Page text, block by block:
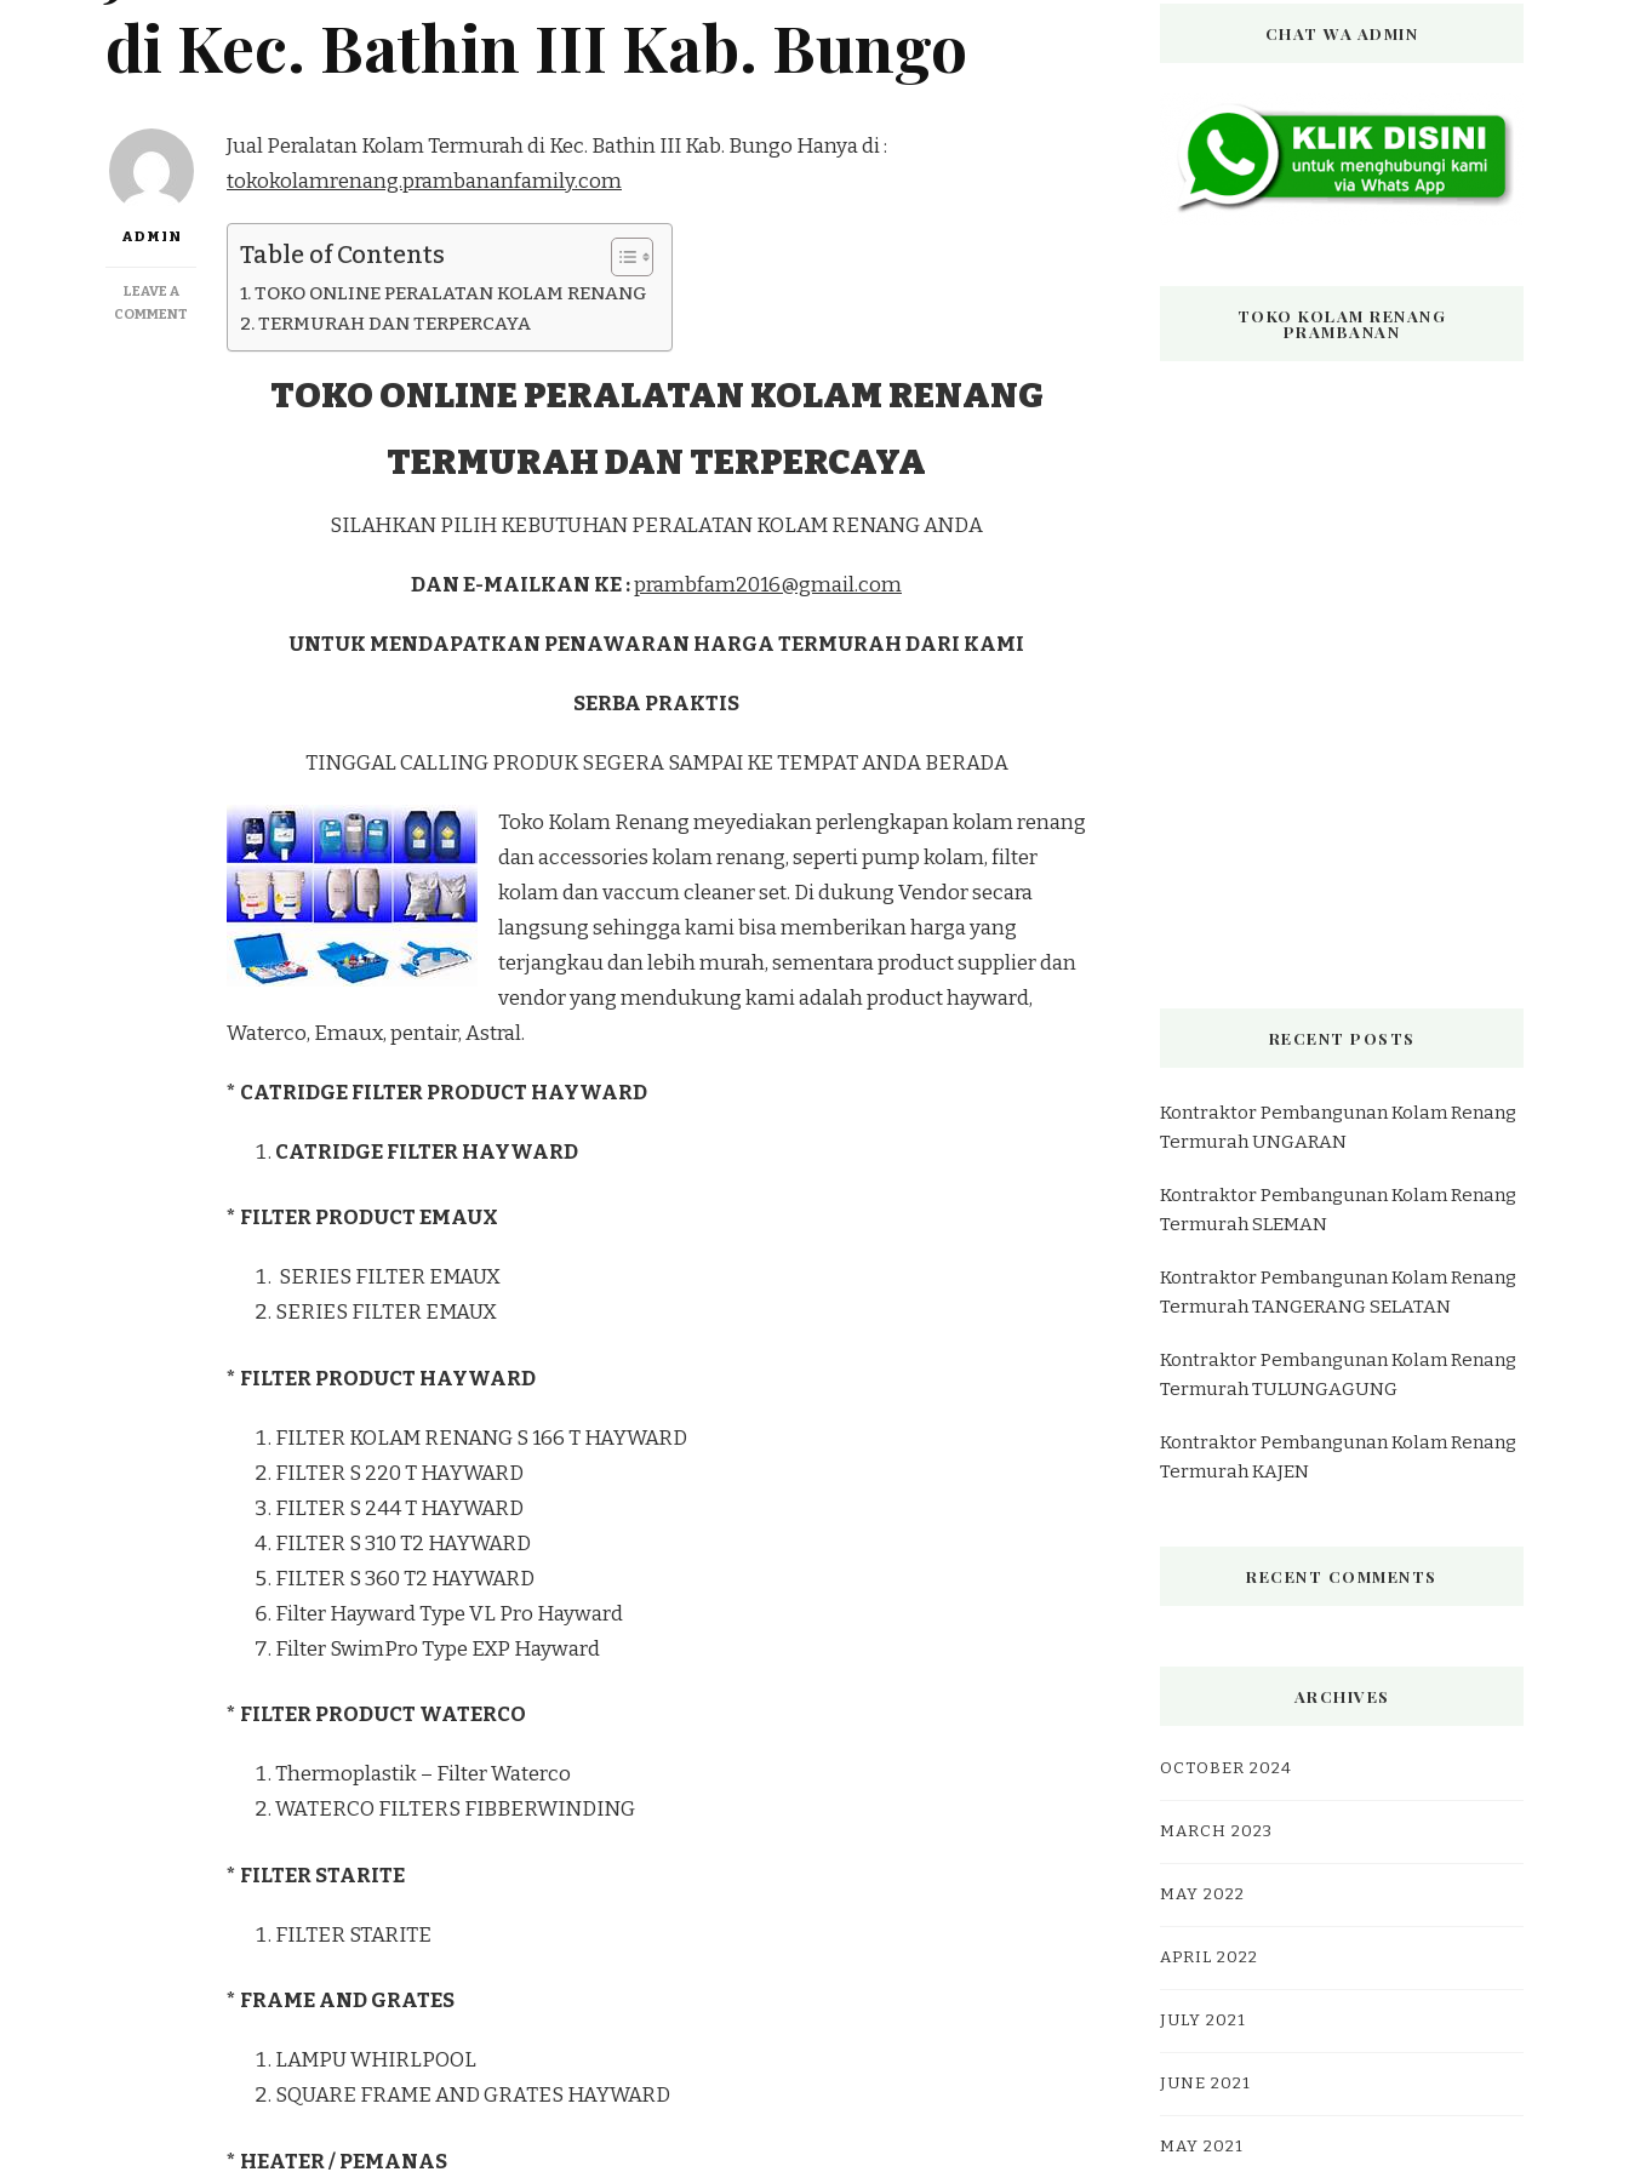
di Kec. Bathin III Kab. Bungo
ADMIN
LEAVE A
COMMENT
Jual Peralatan Kolam Termurah di Kec. Bathin III Kab. Bungo Hanya di :
tokokolamrenang.prambananfamily.com
Table of Contents
TOKO ONLINE PERALATAN KOLAM RENANG
TERMURAH DAN TERPERCAYA
TOKO ONLINE PERALATAN KOLAM RENANG
TERMURAH DAN TERPERCAYA
SILAHKAN PILIH KEBUTUHAN PERALATAN KOLAM RENANG ANDA
DAN E-MAILKAN KE :prambfam2016@gmail.com
UNTUK MENDAPATKAN PENAWARAN HARGA TERMURAH DARI KAMI
SERBA PRAKTIS
TINGGAL CALLING PRODUK SEGERA SAMPAI KE TEMPAT ANDA BERADA
Toko Kolam Renang meyediakan perlengkapan kolam renang
dan accessories kolam renang, seperti pump kolam, filter
kolam dan vaccum cleaner set. Di dukung Vendor secara
langsung sehingga kami bisa memberikan harga yang
terjangkau dan lebih murah, sementara product supplier dan
vendor yang mendukung kami adalah product hayward,
Waterco, Emaux, pentair, Astral.
* CATRIDGE FILTER PRODUCT HAYWARD
CATRIDGE FILTER HAYWARD
* FILTER PRODUCT EMAUX
SERIES FILTER EMAUX
SERIES FILTER EMAUX
* FILTER PRODUCT HAYWARD
FILTER KOLAM RENANG S 166 T HAYWARD
FILTER S 220 T HAYWARD
FILTER S 244 T HAYWARD
FILTER S 310 T2 HAYWARD
FILTER S 360 T2 HAYWARD
Filter Hayward Type VL Pro Hayward
Filter SwimPro Type EXP Hayward
* FILTER PRODUCT WATERCO
Thermoplastik – Filter Waterco
WATERCO FILTERS FIBBERWINDING
* FILTER STARITE
FILTER STARITE
* FRAME AND GRATES
LAMPU WHIRLPOOL
SQUARE FRAME AND GRATES HAYWARD
* HEATER / PEMANAS
CHAT WA ADMIN
TOKO KOLAM RENANG
PRAMBANAN
RECENT POSTS
Kontraktor Pembangunan Kolam Renang
Termurah UNGARAN
Kontraktor Pembangunan Kolam Renang
Termurah SLEMAN
Kontraktor Pembangunan Kolam Renang
Termurah TANGERANG SELATAN
Kontraktor Pembangunan Kolam Renang
Termurah TULUNGAGUNG
Kontraktor Pembangunan Kolam Renang
Termurah KAJEN
RECENT COMMENTS
ARCHIVES
OCTOBER 2024
MARCH 2023
MAY 2022
APRIL 2022
JULY 2021
JUNE 2021
MAY 2021